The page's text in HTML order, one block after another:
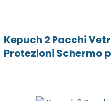
Kepuch 2 Pacchi
Protezioni Schermo